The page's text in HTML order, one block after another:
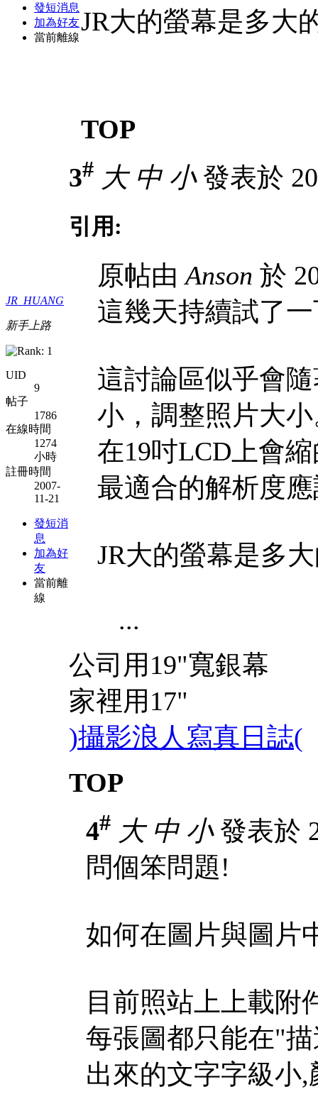
發短消息
加為好友
當前離線
JR大的螢幕是多大
TOP
JR_HUANG
新手上路
UID
9
帖子
1786
在線時間
1274
小時
註冊時間
2007-
11-21
發短消
息
加為好
友
當前離
線
3# 大 中 小發表於
引用:
原帖由Anson 於
這幾天持續試了
這討論區似乎會
小，調整照片大
在19吋LCD上會
最適合的解析度
JR大的螢幕是多
...
公司用19"寬銀幕
家裡用17"
)攝影浪人寫真日誌(
TOP
4# 大 中 小發表於
問個笨問題!
如何在圖片與圖片
目前照站上上載附
每張圖都只能在"
出來的文字字級小